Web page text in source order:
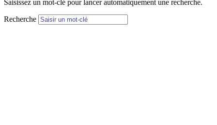
Saisissez un mot-clé pour lancer automatiquement une recherche.
Recherche